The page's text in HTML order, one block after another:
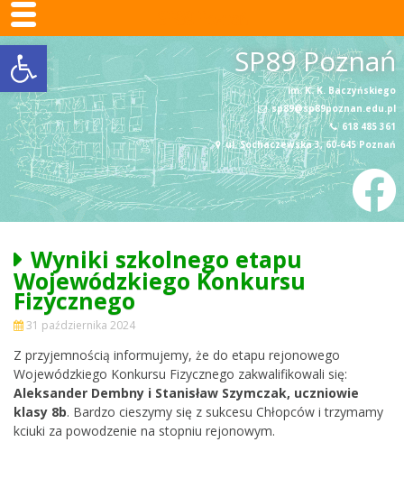
Otwórz pasek narzędzi
Skip
content
SP89 Poznań
im. K. K. Baczyńskiego
sp89@sp89poznan.edu.pl
618 485 361
ul. Sochaczewska 3, 60-645 Poznań
Wyniki szkolnego etapu
Wojewódzkiego Konkursu
Fizycznego
31 października 2024
Z przyjemnością informujemy, że do etapu rejonowego
Wojewódzkiego Konkursu Fizycznego zakwalifikowali się:
Aleksander Dembny i Stanisław Szymczak, uczniowie
klasy 8b. Bardzo cieszymy się z sukcesu Chłopców i trzymamy
kciuki za powodzenie na stopniu rejonowym.